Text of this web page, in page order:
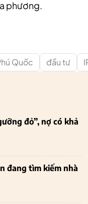
phương.
Quốc đầu tư
đỏ”, nợ có khả
đang tìm kiếm nhà